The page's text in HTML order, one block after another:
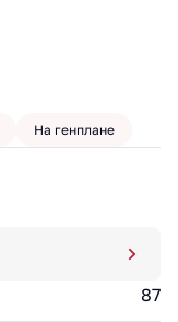
На генплане
87